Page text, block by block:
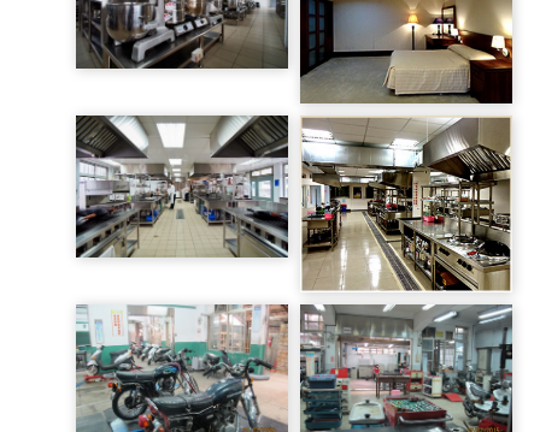
中餐服務教室
餐服教室
烘焙教室
客房教室
西餐教室